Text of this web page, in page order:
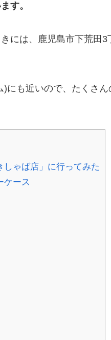
す。
には、鹿児島市下荒田
にも近いので、たくさ
ゃば店」に行ってみた
ケース